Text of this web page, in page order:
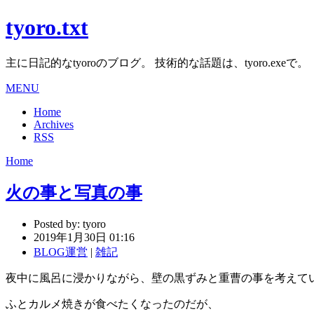
tyoro.txt
主に日記的なtyoroのブログ。 技術的な話題は、tyoro.exeで。
MENU
Home
Archives
RSS
Home
火の事と写真の事
Posted by: tyoro
2019年1月30日 01:16
BLOG運営 | 雑記
夜中に風呂に浸かりながら、壁の黒ずみと重曹の事を考えて
ふとカルメ焼きが食べたくなったのだが、